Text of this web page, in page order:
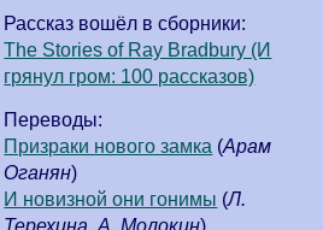
Рассказ вошёл в сборники:
The Stories of Ray Bradbury (И
грянул гром: 100 рассказов)
Переводы:
Призраки нового замка (Арам
Оганян)
И новизной они гонимы (Л.